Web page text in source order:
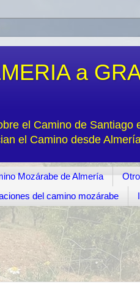
a
el Camino de
el Camino desde
Mozárabe de Almería
del camino mozárabe